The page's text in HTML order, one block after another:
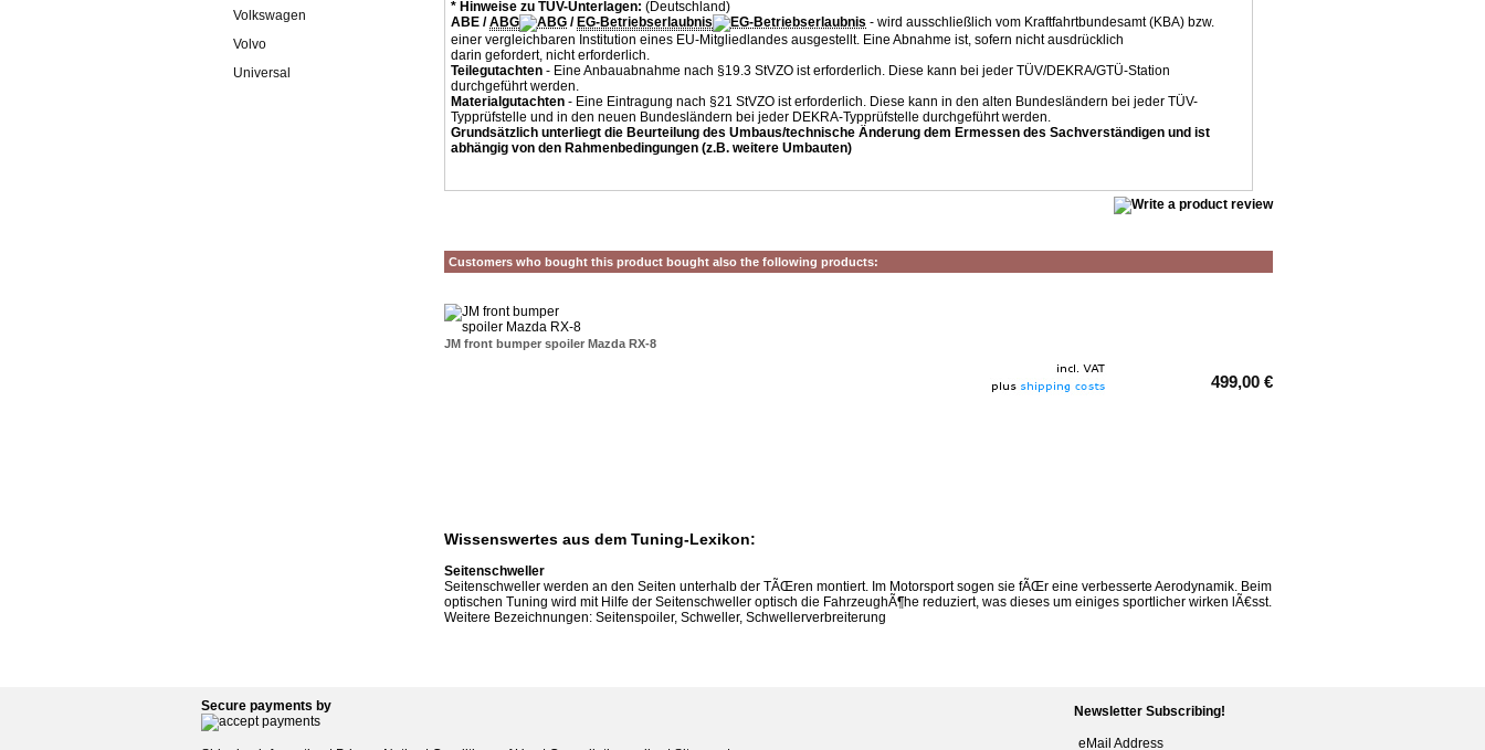
* Hinweise zu TÜV-Unterlagen: (Deutschland)
ABE /ABG /EG-Betriebserlaubnis
- wird ausschließlich vom Kraftfahrtbundesamt (KBA) bzw.
einer vergleichbaren Institution eines EU-Mitgliedlandes ausgestellt. Eine Abnahme ist, sofern nicht ausdrücklich
darin gefordert, nicht erforderlich.
Teilegutachten - Eine Anbauabnahme nach §19.3 StVZO ist erforderlich. Diese kann bei jeder TÜV/DEKRA/GTÜ-Station
durchgeführt werden.
Materialgutachten - Eine Eintragung nach §21 StVZO ist erforderlich. Diese kann in den alten Bundesländern bei jeder TÜV-
Typprüfstelle und in den neuen Bundesländern bei jeder DEKRA-Typprüfstelle durchgeführt werden.
Grundsätzlich unterliegt die Beurteilung des Umbaus/technische Änderung dem Ermessen des Sachverständigen und ist
abhängig von den Rahmenbedingungen (z.B. weitere Umbauten)
Customers who bought this product bought also the following products:
JM front bumper spoiler Mazda RX-8
499,00 €
Wissenswertes aus dem Tuning-Lexikon:
Seitenschweller
Seitenschweller werden an den Seiten unterhalb der TÃŒren montiert. Im Motorsport sogen sie fÃŒr eine verbesserte Aerodynamik. Beim
optischen Tuning wird mit Hilfe der Seitenschweller optisch die FahrzeughÃ¶he reduziert, was dieses um einiges sportlicher wirken lÃ€sst.
Weitere Bezeichnungen: Seitenspoiler, Schweller, Schwellerverbreiterung
Volkswagen
Volvo
Universal
Newsletter Subscribing!
eMail Address
Secure payments by